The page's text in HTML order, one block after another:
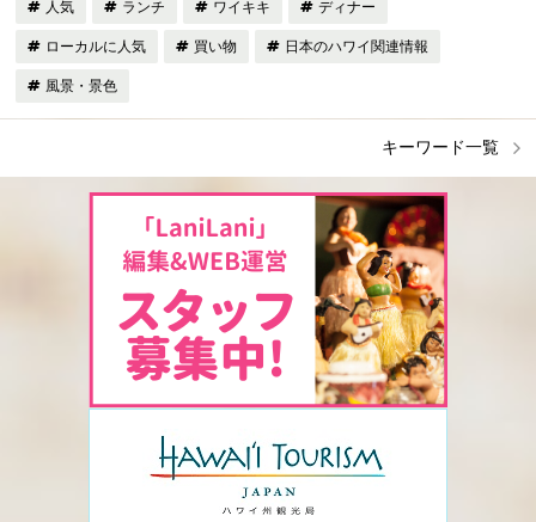
人気 ランチ ワイキキ ディナー
ローカルに人気 買い物 日本のハワイ関連情報
風景・景色
キーワード一覧